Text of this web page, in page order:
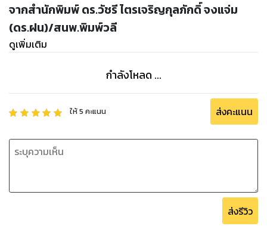
จากสำนักพิมพ์ ดร.วัชรี ไตรเจริญกุลภักดิ์ จงแจ่ม
(ดร.ฝน)/สนพ.พิมพ์วลี
ดูเพิ่มเติม
กำลังโหลด ...
ให้5 คะแนน ส่งคะแนน
ส่งรีวิว